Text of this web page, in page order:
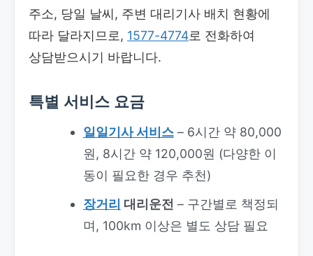
주소, 당일 날씨, 주변 대리기사 배치 현황에
따라 달라지므로, 1577-4774로 전화하여
상담받으시기 바랍니다.
특별 서비스 요금
일일기사 서비스– 6시간 약 80,000
원, 8시간 약 120,000원 (다양한 이
동이 필요한 경우 추천)
장거리 대리운전 – 구간별로 책정되
며, 100km 이상은 별도 상담 필요